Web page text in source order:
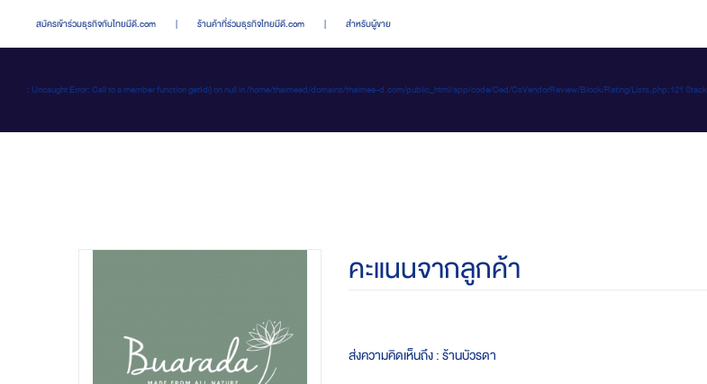
สมัครเข้าร่วมธุรกิจกับไทยมีดี.com | ร้านค้าที่ร่วมธุรกิจไทยมีดี.com | สำหรับผู้ขาย
: Uncaught Error: Call to a member function getId() on null in /home/thaimeed/domains/thaimee-d.com/public_html/app/code/Ced/CsVendorReview/Block/Rating/Lists.php:121
คะแนนจากลูกค้า
ส่งความคิดเห็นถึง : ร้านบัวรดา